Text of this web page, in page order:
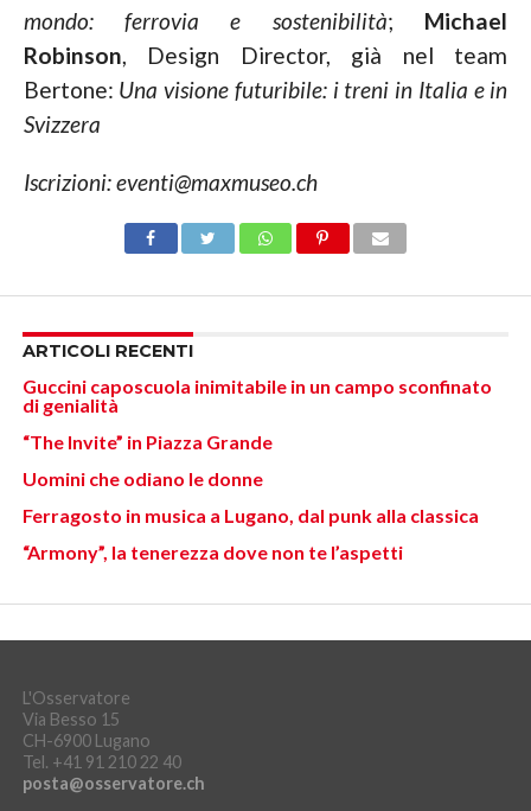
mondo: ferrovia e sostenibilità; Michael
Robinson, Design Director, già nel team
Bertone: Una visione futuribile: i treni in Italia e in
Svizzera
Iscrizioni: eventi@maxmuseo.ch
ARTICOLI RECENTI
Guccini caposcuola inimitabile in un campo sconfinato
di genialità
“The Invite” in Piazza Grande
Uomini che odiano le donne
Ferragosto in musica a Lugano, dal punk alla classica
“Armony”, la tenerezza dove non te l’aspetti
L'Osservatore
Via Besso 15
CH-6900 Lugano
Tel. +41 91 210 22 40
posta@osservatore.ch